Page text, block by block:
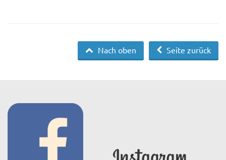
Seite zurück
Nach oben